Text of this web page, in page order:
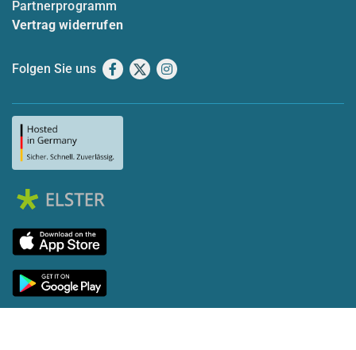
Partnerprogramm
Vertrag widerrufen
Folgen Sie uns Facebook
X Instagram